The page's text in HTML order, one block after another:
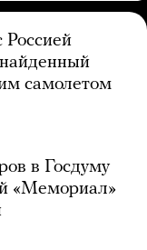
Россией
самолетом
в Госдуму
«Мемориал»